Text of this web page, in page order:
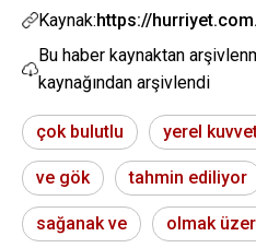
Kaynak:https://
Bu haber kaynaktan
kaynağından arşivlendi
çok bulutlu yerel
ve gök tahmin ediliyor
sağanak ve olmak